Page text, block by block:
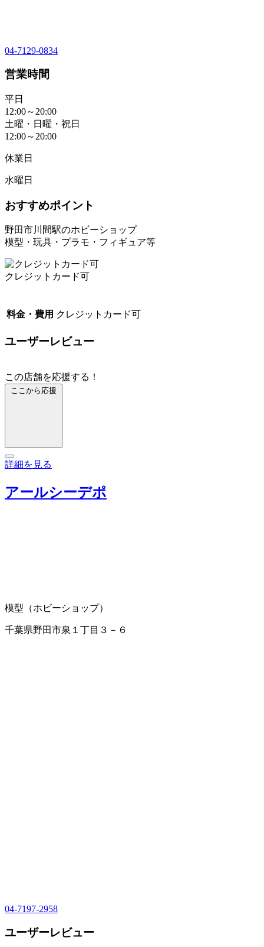
04-7129-0834
営業時間
平日
12:00～20:00
土曜・日曜・祝日
12:00～20:00
休業日
水曜日
おすすめポイント
野田市川間駅のホビーショップ
模型・玩具・プラモ・フィギュア等
クレジットカード可
料金・費用 クレジットカード可
ユーザーレビュー
この店舗を応援する！
ここから応援
詳細を見る
アールシーデポ
模型（ホビーショップ）
千葉県野田市泉１丁目３－６
04-7197-2958
ユーザーレビュー